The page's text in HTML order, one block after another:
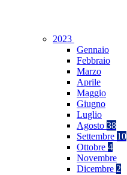
2023
Gennaio
Febbraio
Marzo
Aprile
Maggio
Giugno
Luglio
Agosto 38
Settembre 10
Ottobre 4
Novembre
Dicembre 2